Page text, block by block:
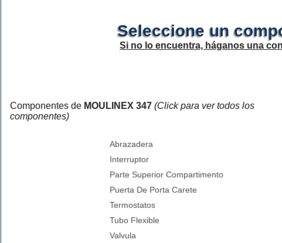
Seleccione un
Si no lo encuentra, háganos una
Componentes de MOULINEX 347 (Click para ver todos los
componentes)
Abrazadera
Interruptor
Parte Superior Compartimento
Puerta De Porta Carete
Termostatos
Tubo Flexible
Valvula